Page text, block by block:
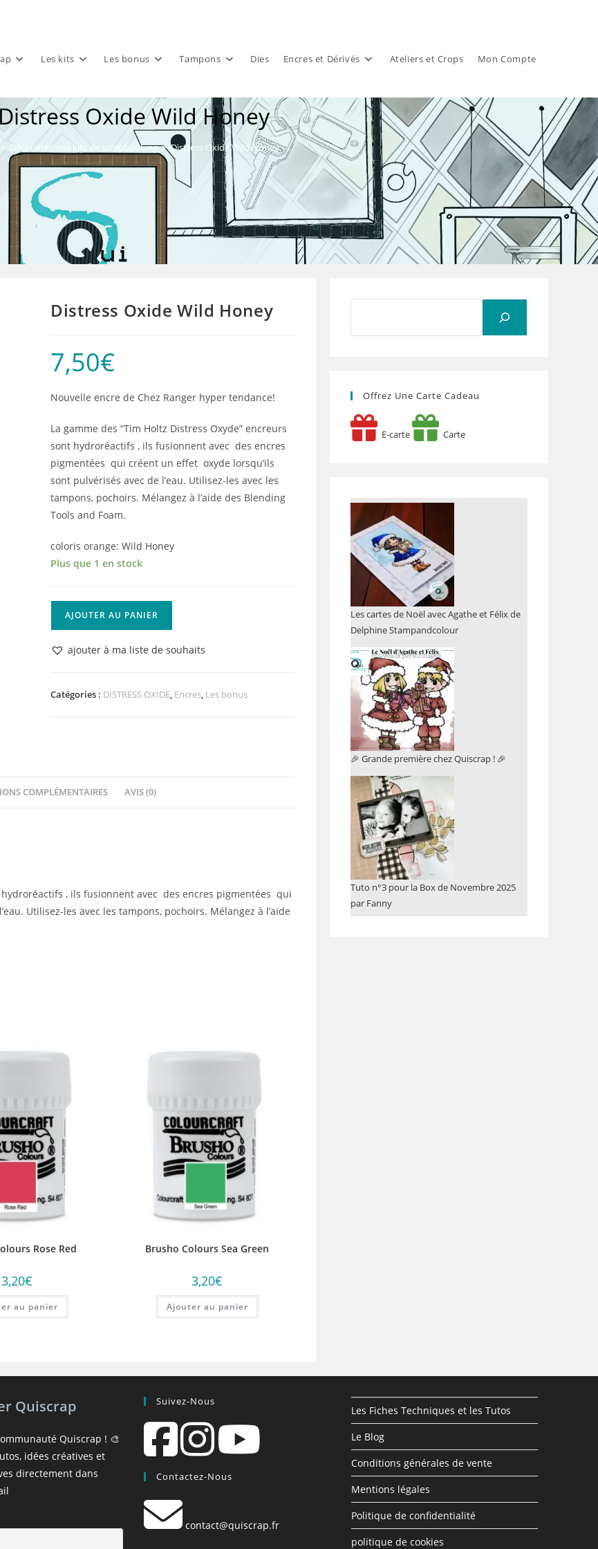
Les kits Les bonus Tampons Dies Encres et Dérivés Ateliers et Crops Mon Compte
Distress Oxide Wild Honey
> Découvrez nos kits de scrapbooking > Distress Oxide Wild Honey
Distress Oxide Wild Honey
7,50€
Nouvelle encre de Chez Ranger hyper tendance!
La gamme des “Tim Holtz Distress Oxyde” encreurs
sont hydroréactifs , ils fusionnent avec des encres
pigmentées qui créent un effet oxyde lorsqu’ils
sont pulvérisés avec de l’eau. Utilisez-les avec les
tampons, pochoirs. Mélangez à l’aide des Blending
Tools and Foam.
coloris orange: Wild Honey
Plus que 1 en stock
Distress
Oxide
Honey
AJOUTER AU PANIER
ajouter à ma liste de souhaits
Catégories : DISTRESS OXIDE, Encres, Les bonus
COMPLÉMENTAIRES AVIS (0)
hydroréactifs , ils fusionnent avec des encres pigmentées qui
Utilisez-les avec les tampons, pochoirs. Mélangez à l’aide
Rose Red
3,20€
au panier
Brusho Colours Sea Green
3,20€
Ajouter au panier
Offrez Une Carte Cadeau
E-carte Carte
Les cartes de Noël avec Agathe et Félix de
Delphine Stampandcolour
🎉 Grande première chez Quiscrap ! 🎉
Tuto n°3 pour la Box de Novembre 2025
par Fanny
Quiscrap
Quiscrap ! 🎨
idées créatives et
directement dans
Suivez-Nous
Contactez-Nous
contact@quiscrap.fr
Les Fiches Techniques et les Tutos
Le Blog
Conditions générales de vente
Mentions légales
Politique de confidentialité
politique de cookies